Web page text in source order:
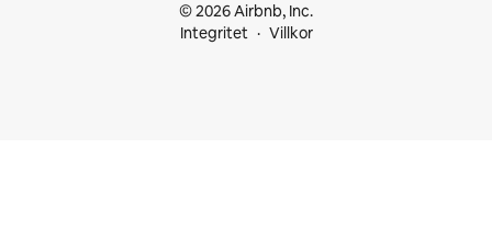
© 2026 Airbnb, Inc.
Integritet
Villkor